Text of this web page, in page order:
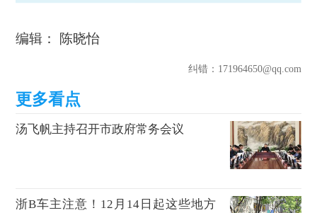
编辑： 陈晓怡
纠错：171964650@qq.com
汤飞帆主持召开市政府常务会议
浙B车主注意！12月14日起这些地方